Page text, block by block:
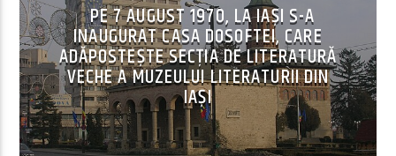
PE 7 AUGUST 1970, LA IAŞI S-A
INAUGURAT CASA DOSOFTEI, CARE
ADĂPOSTEŞTE SECŢIA DE LITERATURĂ
VECHE A MUZEULUI LITERATURII DIN
IAŞI